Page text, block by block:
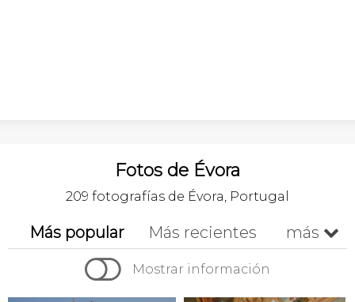
Fotos de Évora
209 fotografías de Évora, Portugal
Más popular
Más recientes
Cronológico
A-z Z-a
más 
 Mostrar información